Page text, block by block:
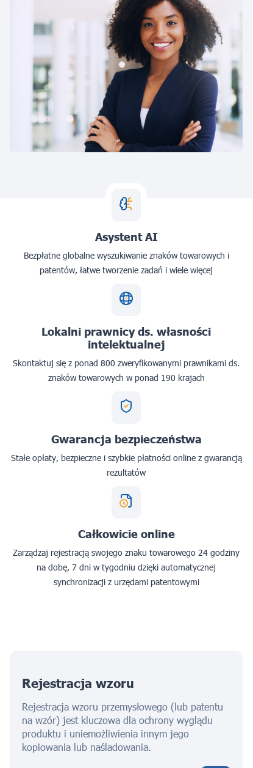
Asystent AI
Bezpłatne globalne wyszukiwanie znaków towarowych i
patentów, łatwe tworzenie zadań i wiele więcej
Lokalni prawnicy ds. własności
intelektualnej
Skontaktuj się z ponad 800 zweryfikowanymi prawnikami ds.
znaków towarowych w ponad 190 krajach
Gwarancja bezpieczeństwa
Stałe opłaty, bezpieczne i szybkie płatności online z gwarancją
rezultatów
Całkowicie online
Zarządzaj rejestracją swojego znaku towarowego 24 godziny
na dobę, 7 dni w tygodniu dzięki automatycznej
synchronizacji z urzędami patentowymi
Rejestracja wzoru
Rejestracja wzoru przemysłowego (lub patentu
na wzór) jest kluczowa dla ochrony wyglądu
produktu i uniemożliwienia innym jego
kopiowania lub naśladowania.